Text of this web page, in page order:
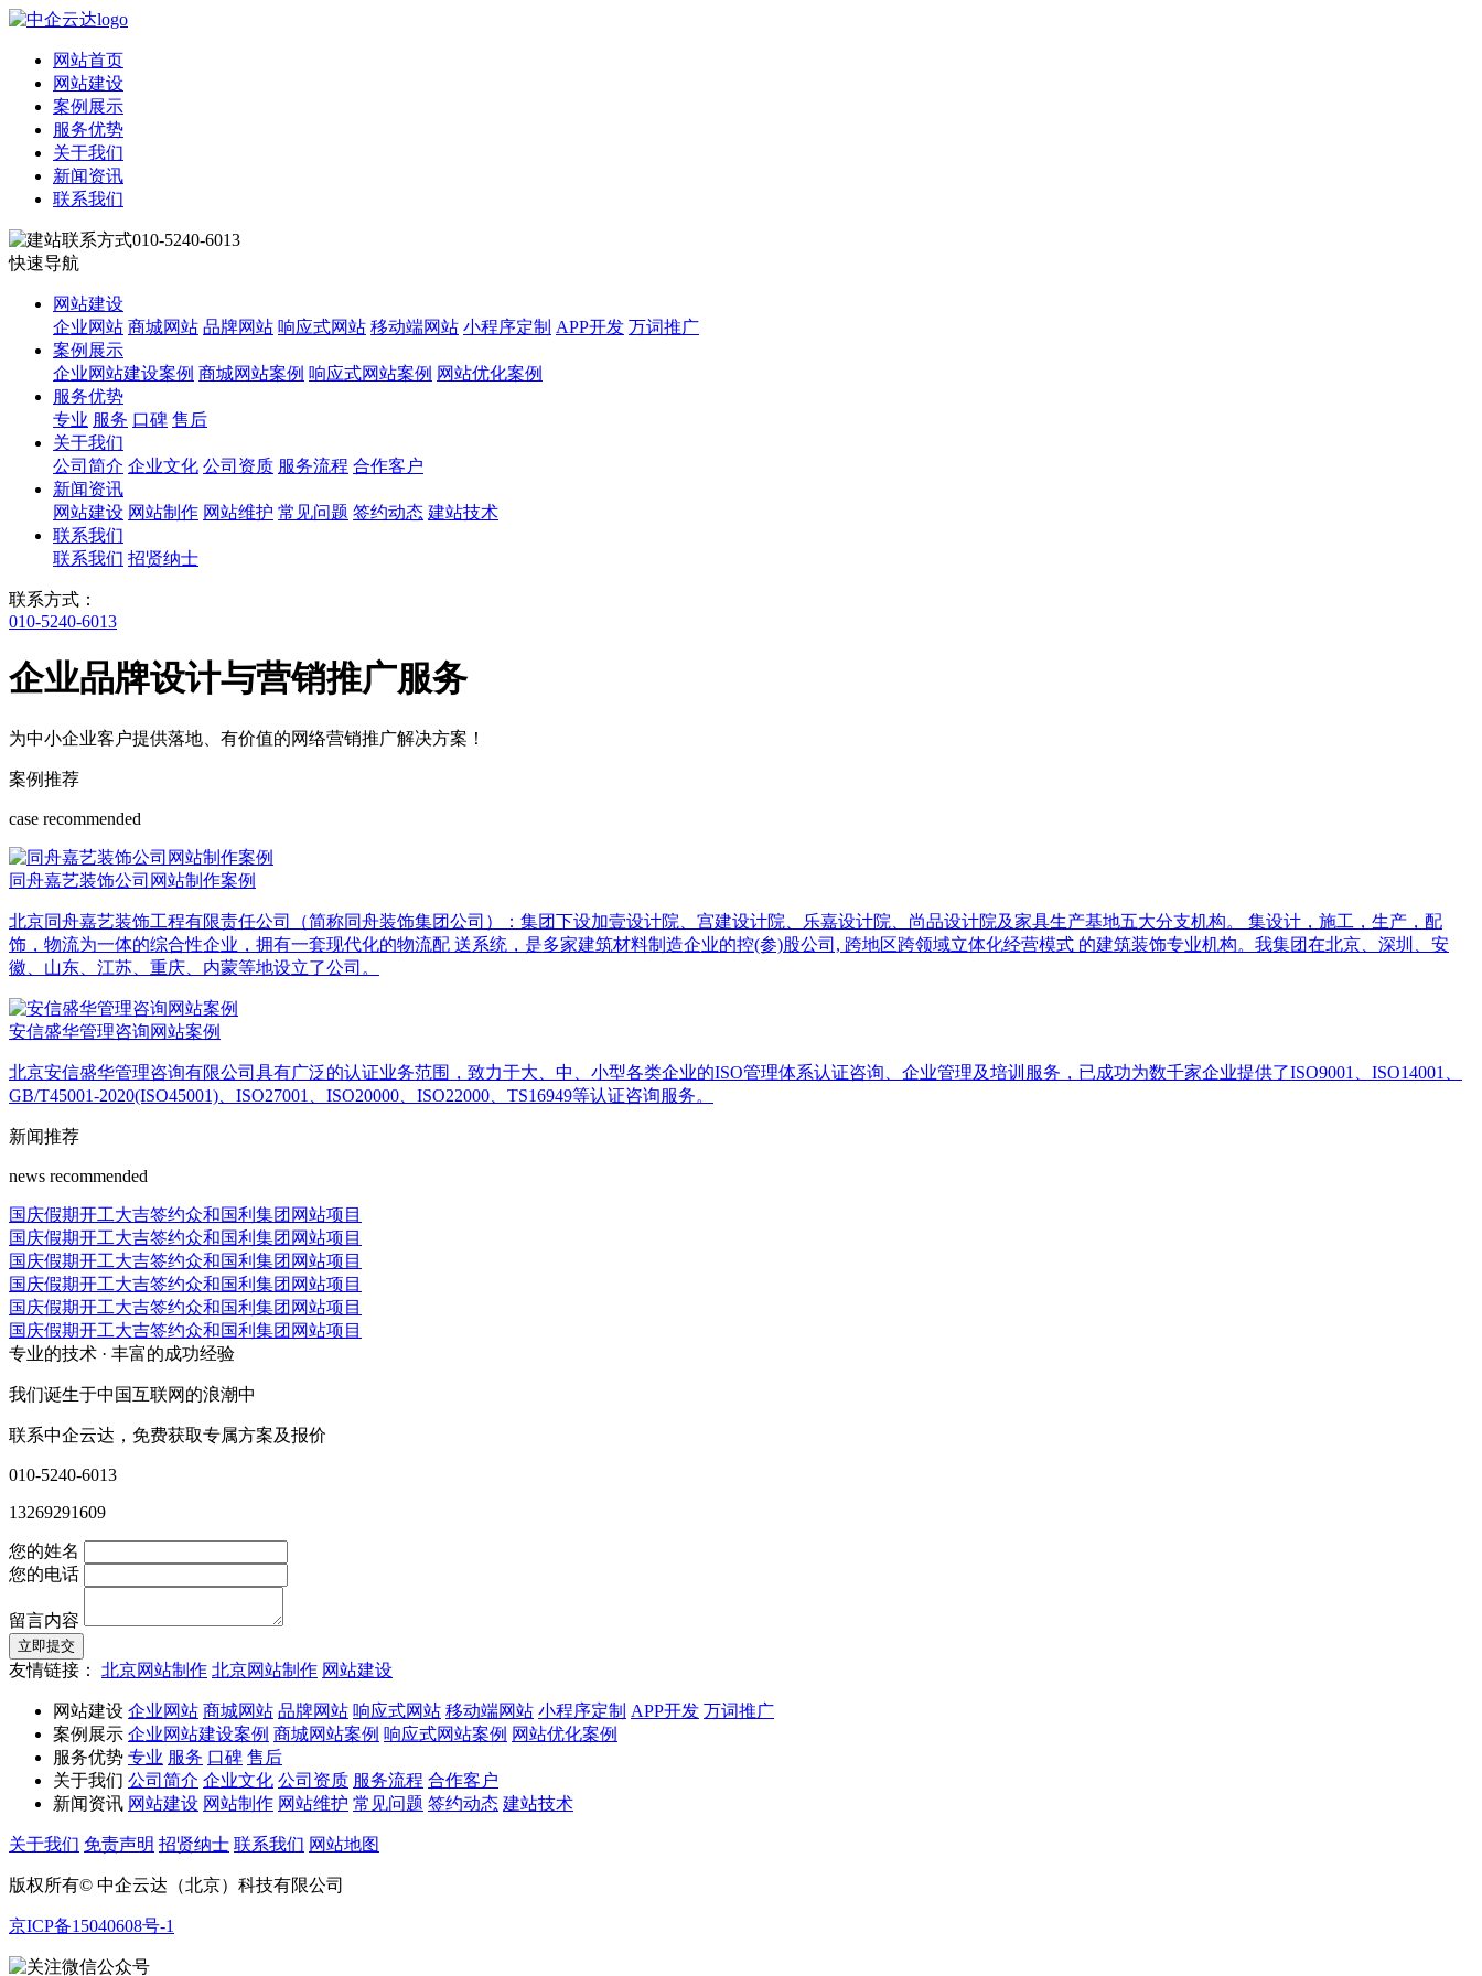
网站首页
网站建设
案例展示
服务优势
关于我们
新闻资讯
联系我们
010-5240-6013
快速导航
网站建设
企业网站 商城网站 品牌网站 响应式网站 移动端网站 小程序定制 APP开发 万词推广
案例展示
企业网站建设案例 商城网站案例 响应式网站案例 网站优化案例
服务优势
专业 服务 口碑 售后
关于我们
公司简介 企业文化 公司资质 服务流程 合作客户
新闻资讯
网站建设 网站制作 网站维护 常见问题 签约动态 建站技术
联系我们
联系我们 招贤纳士
联系方式：
010-5240-6013
企业品牌设计与营销推广服务
为中小企业客户提供落地、有价值的网络营销推广解决方案！
案例推荐
case recommended
同舟嘉艺装饰公司网站制作案例
北京同舟嘉艺装饰工程有限责任公司（简称同舟装饰集团公司）：集团下设加壹设计院、宫建设计院、乐嘉设计院、尚品设计院及家具生产基地五大分支机构。 集设计，施工，生产，配
饰，物流为一体的综合性企业，拥有一套现代化的物流配 送系统，是多家建筑材料制造企业的控(参)股公司, 跨地区跨领域立体化经营模式 的建筑装饰专业机构。我集团在北京、深圳、安
徽、山东、江苏、重庆、内蒙等地设立了公司。
安信盛华管理咨询网站案例
北京安信盛华管理咨询有限公司具有广泛的认证业务范围，致力于大、中、小型各类企业的ISO管理体系认证咨询、企业管理及培训服务，已成功为数千家企业提供了ISO9001、ISO14001、
GB/T45001-2020(ISO45001)、ISO27001、ISO20000、ISO22000、TS16949等认证咨询服务。
新闻推荐
news recommended
国庆假期开工大吉签约众和国利集团网站项目
国庆假期开工大吉签约众和国利集团网站项目
国庆假期开工大吉签约众和国利集团网站项目
国庆假期开工大吉签约众和国利集团网站项目
国庆假期开工大吉签约众和国利集团网站项目
国庆假期开工大吉签约众和国利集团网站项目
专业的技术 · 丰富的成功经验
我们诞生于中国互联网的浪潮中
联系中企云达，免费获取专属方案及报价
010-5240-6013
13269291609
您的姓名
您的电话
留言内容
立即提交
友情链接： 北京网站制作 北京网站制作 网站建设
网站建设 企业网站 商城网站 品牌网站 响应式网站 移动端网站 小程序定制 APP开发 万词推广
案例展示 企业网站建设案例 商城网站案例 响应式网站案例 网站优化案例
服务优势 专业 服务 口碑 售后
关于我们 公司简介 企业文化 公司资质 服务流程 合作客户
新闻资讯 网站建设 网站制作 网站维护 常见问题 签约动态 建站技术
关于我们 免责声明 招贤纳士 联系我们 网站地图
版权所有© 中企云达（北京）科技有限公司
京ICP备15040608号-1